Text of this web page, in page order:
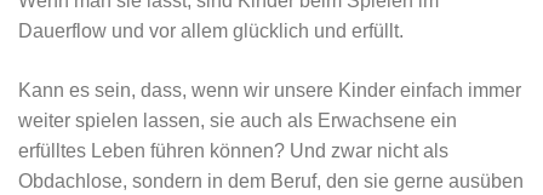
Dauerflow und vor allem glücklich und erfüllt.
Kann es sein, dass, wenn wir unsere Kinder einfach immer
weiter spielen lassen, sie auch als Erwachsene ein
erfülltes Leben führen können? Und zwar nicht als
Obdachlose, sondern in dem Beruf, den sie gerne ausüben